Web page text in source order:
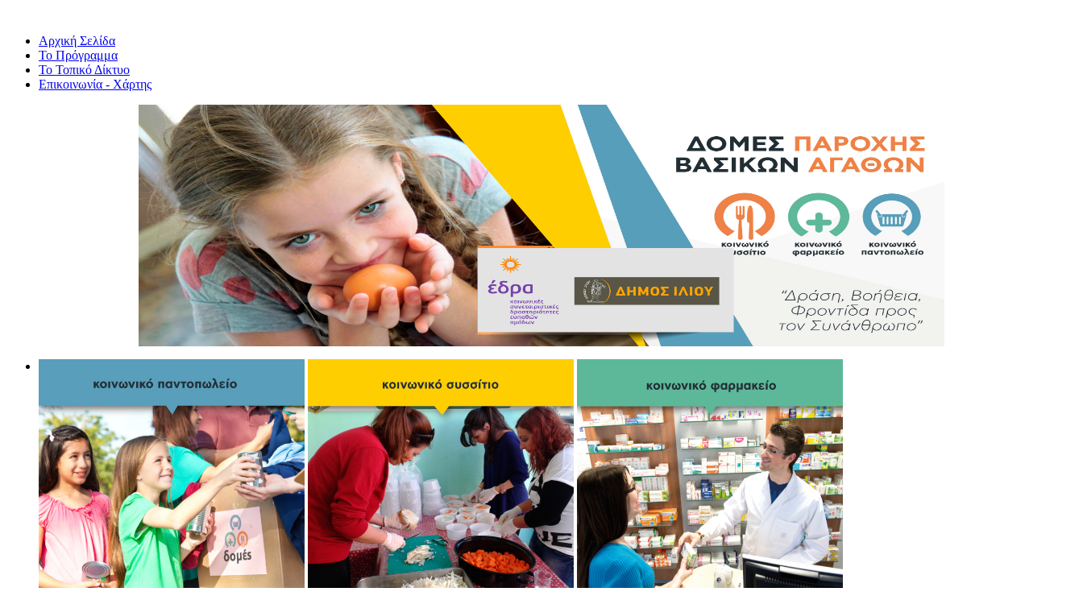
Αρχική Σελίδα
Το Πρόγραμμα
Το Τοπικό Δίκτυο
Επικοινωνία - Χάρτης